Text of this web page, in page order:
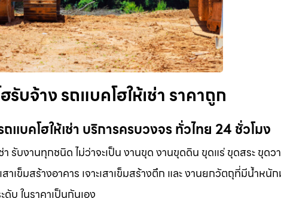
บจ้าง รถแบคโฮให้เช่า ราคาถูก
แบคโฮให้เช่า บริการครบวงจร ทั่วไทย 24 ชั่วโมง
รับงานทุกชนิด ไม่ว่าจะเป็น งานขุด งานขุดดิน ขุดแร่ ขุดสระ ขุดว
เสาเข็มสร้างอาคาร เจาะเสาเข็มสร้างตึก และ งานยกวัตถุที่มีน้ำหนั
บ ในราคาเป็นกันเอง